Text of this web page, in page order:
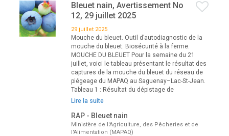
Bleuet nain, Avertissement No
12, 29 juillet 2025
29 juillet 2025
Mouche du bleuet. Outil d’autodiagnostic de la
mouche du bleuet. Biosécurité à la ferme.
MOUCHE DU BLEUET Pour la semaine du 21
juillet, voici le tableau présentant le résultat des
captures de la mouche du bleuet du réseau de
piégeage du MAPAQ au Saguenay–Lac-St-Jean.
Tableau 1 : Résultat du dépistage de
Lire la suite
RAP - Bleuet nain
Ministère de l'Agriculture, des Pêcheries et de
l'Alimentation (MAPAQ)